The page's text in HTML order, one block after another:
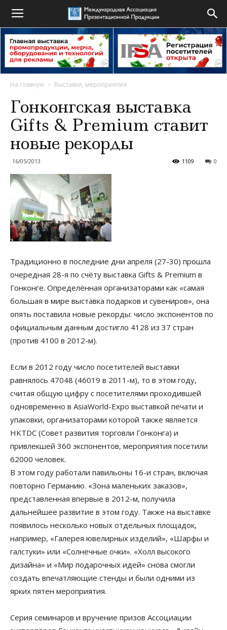
На главную Выставки, мероприятия
Гонконгская выставка
Gifts & Premium ставит
новые рекорды
16/05/2013 0
1109
Традиционно в последние дни апреля (27-30) прошла
очередная 28-я по счёту выставка Gifts & Premium в
Гонконге. Определённая организаторами как «самая
большая в мире выставка подарков и сувениров», она
опять поставила новые рекорды: число экспонентов по
официальным данным достигло 4128 из 37 стран
(против 4100 в 2012-м).
Если в 2012 году число посетителей выставки
равнялось 47048 (46019 в 2011-м), то в этом году,
считая общую цифру с посетителями проходившей
одновременно в AsiaWorld-Expo выставкой печати и
упаковки, организаторами которой также является
HKTDC (Совет развития торговли Гонконга) и
привлекшей 360 экспонентов, мероприятия посетили
62000 человек.
В этом году работали павильоны 16-и стран, включая
повторно Германию. «Зона маленьких заказов»,
представленная впервые в 2012-м, получила
дальнейшее развитие в этом году. Также на выставке
появилось несколько новых отдельных площадок,
например, «Галерея ювелирных изделий», «Шарфы и
галстуки» или «Солнечные очки». «Холл высокого
дизайна» и «Мир подарочных идей» снова смогли
создать впечатляющие стенды и были одними из
ярких пятен мероприятия.
Серия семинаров и вручение призов Ассоциации